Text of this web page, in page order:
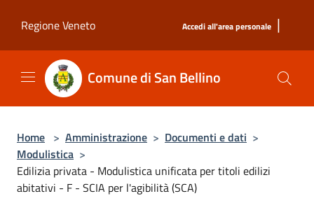
Regione Veneto
Accedi all'area personale |
Comune di San Bellino
Home > Amministrazione > Documenti e dati >
Modulistica >
Edilizia privata - Modulistica unificata per titoli edilizi
abitativi - F - SCIA per l'agibilità (SCA)